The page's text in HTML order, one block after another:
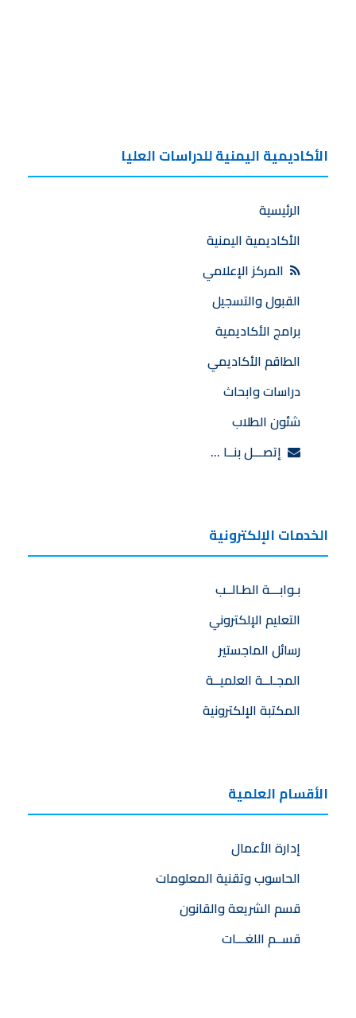
الأكاديمية اليمنية للدراسات العليا
الرئيسية
الأكاديمية اليمنية
المركز الإعلامي
القبول والتسجيل
برامج الأكاديمية
الطاقم الأكاديمي
دراسات وابحاث
شئون الطلاب
إتصـــل بنــا …
الخدمات الإلكترونية
بـوابـــة الطـالــب
التعليم الإلكتروني
رسائل الماجستير
المجـلــة العلميــة
المكتبة الإلكترونية
الأقسام العلمية
إدارة الأعمال
الحاسوب وتقنية المعلومات
قسم الشريعة والقانون
قســم اللغـــات